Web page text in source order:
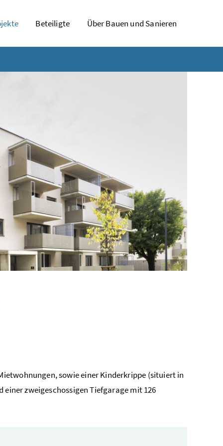
Beteiligte Über Bauen und Sanieren
sowie einer Kinderkrippe (situiert in
einer zweigeschossigen Tiefgarage mit 126